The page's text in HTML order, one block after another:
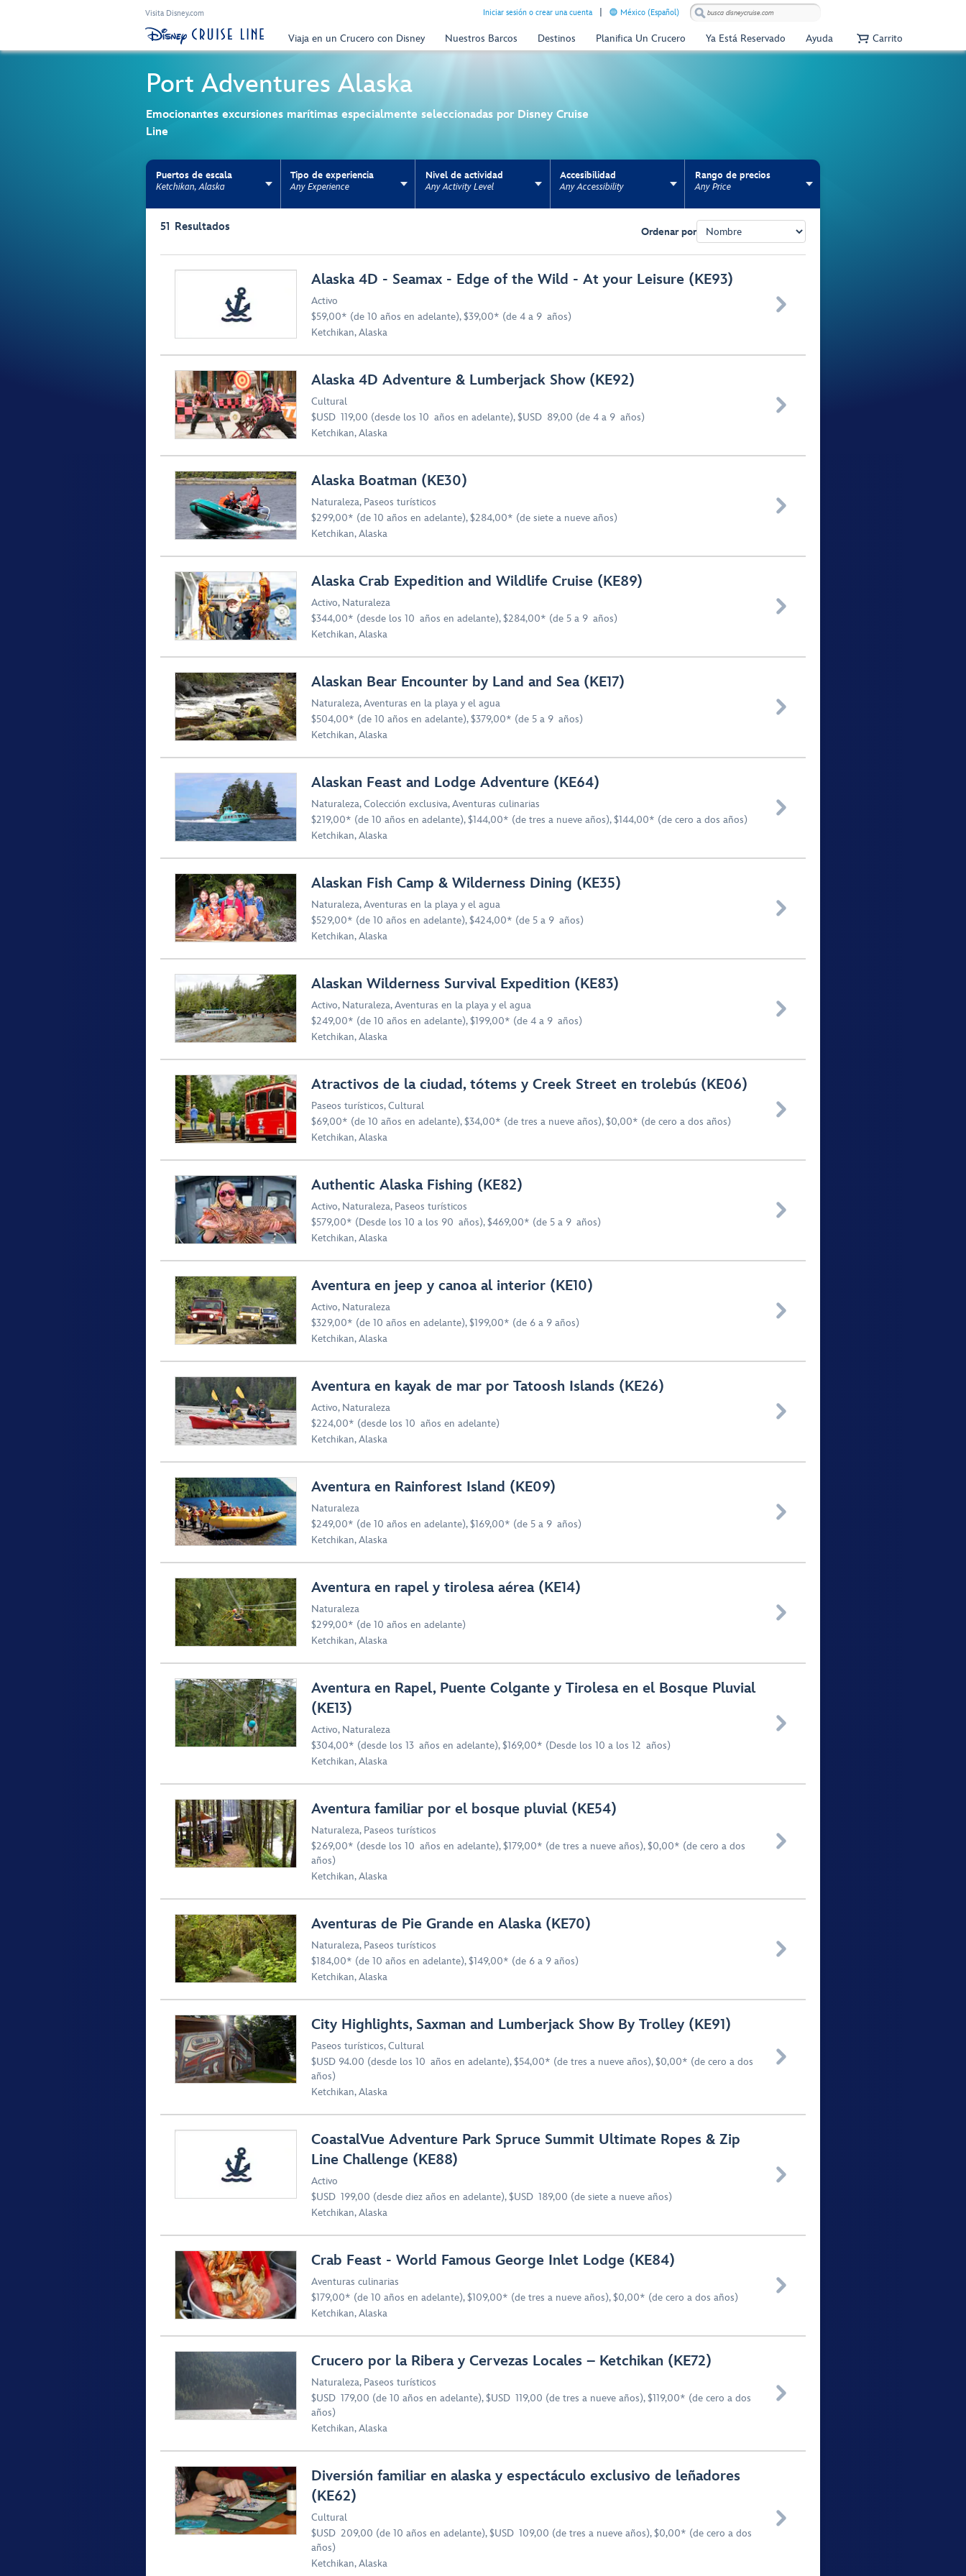
Visita Disney.com Iniciar sesión o crear una cuenta México (Español)
Viaja en un Crucero con Disney Nuestros Barcos Destinos Planifica Un Crucero Ya Está Reservado Ayuda Carrito
Port Adventures Alaska
Emocionantes excursiones marítimas especialmente seleccionadas por Disney Cruise
Line
Puertos de escala
Ketchikan, Alaska
Tipo de experiencia
Any Experience
Nivel de actividad
Any Activity Level
Accesibilidad
Any Accessibility
Rango de precios
Any Price
51 Resultados Ordenar por
Browse list
Alaska 4D - Seamax - Edge of the Wild - At your Leisure (KE93)
Activo
$59,00* (de 10 años en adelante), $39,00* (de 4 a 9 años)
Ketchikan, Alaska

Alaska 4D Adventure & Lumberjack Show (KE92)
Cultural
$USD 119,00 (desde los 10 años en adelante), $USD 89,00 (de 4 a 9 años)
Ketchikan, Alaska

Alaska Boatman (KE30)
Naturaleza, Paseos turísticos
$299,00* (de 10 años en adelante), $284,00* (de siete a nueve años)
Ketchikan, Alaska

Alaska Crab Expedition and Wildlife Cruise (KE89)
Activo, Naturaleza
$344,00* (desde los 10 años en adelante), $284,00* (de 5 a 9 años)
Ketchikan, Alaska

Alaskan Bear Encounter by Land and Sea (KE17)
Naturaleza,Aventuras en la playa y el agua
$504,00* (de 10 años en adelante), $379,00* (de 5 a 9 años)
Ketchikan, Alaska

Alaskan Feast and Lodge Adventure (KE64)
Naturaleza,Colección exclusiva,Aventuras culinarias
$219,00* (de 10 años en adelante), $144,00* (de tres a nueve años), $144,00* (de cero a dos años)
Ketchikan, Alaska

Alaskan Fish Camp & Wilderness Dining (KE35)
Naturaleza,Aventuras en la playa y el agua
$529,00* (de 10 años en adelante), $424,00* (de 5 a 9 años)
Ketchikan, Alaska

Alaskan Wilderness Survival Expedition (KE83)
Activo, Naturaleza,Aventuras en la playa y el agua
$249,00* (de 10 años en adelante), $199,00* (de 4 a 9 años)
Ketchikan, Alaska

Atractivos de la ciudad, tótems y Creek Street en trolebús (KE06)
Paseos turísticos,Cultural
$69,00* (de 10 años en adelante), $34,00* (de tres a nueve años), $0,00* (de cero a dos años)
Ketchikan, Alaska

Authentic Alaska Fishing (KE82)
Activo, Naturaleza, Paseos turísticos
$579,00* (Desde los 10 a los 90 años), $469,00* (de 5 a 9 años)
Ketchikan, Alaska

Aventura en jeep y canoa al interior (KE10)
Activo, Naturaleza
$329,00* (de 10 años en adelante), $199,00* (de 6 a 9 años)
Ketchikan, Alaska

Aventura en kayak de mar por Tatoosh Islands (KE26)
Activo, Naturaleza
$224,00* (desde los 10 años en adelante)
Ketchikan, Alaska

Aventura en Rainforest Island (KE09)
Naturaleza
$249,00* (de 10 años en adelante), $169,00* (de 5 a 9 años)
Ketchikan, Alaska

Aventura en rapel y tirolesa aérea (KE14)
Naturaleza
$299,00* (de 10 años en adelante)
Ketchikan, Alaska

Aventura en Rapel, Puente Colgante y Tirolesa en el Bosque Pluvial
(KE13)
Activo, Naturaleza
$304,00* (desde los 13 años en adelante), $169,00* (Desde los 10 a los 12 años)
Ketchikan, Alaska

Aventura familiar por el bosque pluvial (KE54)
Naturaleza, Paseos turísticos
$269,00* (desde los 10 años en adelante), $179,00* (de tres a nueve años), $0,00* (de cero a dos
años)
Ketchikan, Alaska

Aventuras de Pie Grande en Alaska (KE70)
Naturaleza, Paseos turísticos
$184,00* (de 10 años en adelante), $149,00* (de 6 a 9 años)
Ketchikan, Alaska

City Highlights, Saxman and Lumberjack Show By Trolley (KE91)
Paseos turísticos,Cultural
$USD 94.00 (desde los 10 años en adelante), $54,00* (de tres a nueve años), $0,00* (de cero a dos
años)
Ketchikan, Alaska

CoastalVue Adventure Park Spruce Summit Ultimate Ropes & Zip
Line Challenge (KE88)
Activo
$USD 199,00 (desde diez años en adelante), $USD 189,00 (de siete a nueve años)
Ketchikan, Alaska

Crab Feast - World Famous George Inlet Lodge (KE84)
Aventuras culinarias
$179,00* (de 10 años en adelante), $109,00* (de tres a nueve años), $0,00* (de cero a dos años)
Ketchikan, Alaska

Crucero por la Ribera y Cervezas Locales – Ketchikan (KE72)
Naturaleza, Paseos turísticos
$USD 179,00 (de 10 años en adelante), $USD 119,00 (de tres a nueve años), $119,00* (de cero a dos
años)
Ketchikan, Alaska

Diversión familiar en alaska y espectáculo exclusivo de leñadores
(KE62)
Cultural
$USD 209,00 (de 10 años en adelante), $USD 109,00 (de tres a nueve años), $0,00* (de cero a dos
años)
Ketchikan, Alaska
